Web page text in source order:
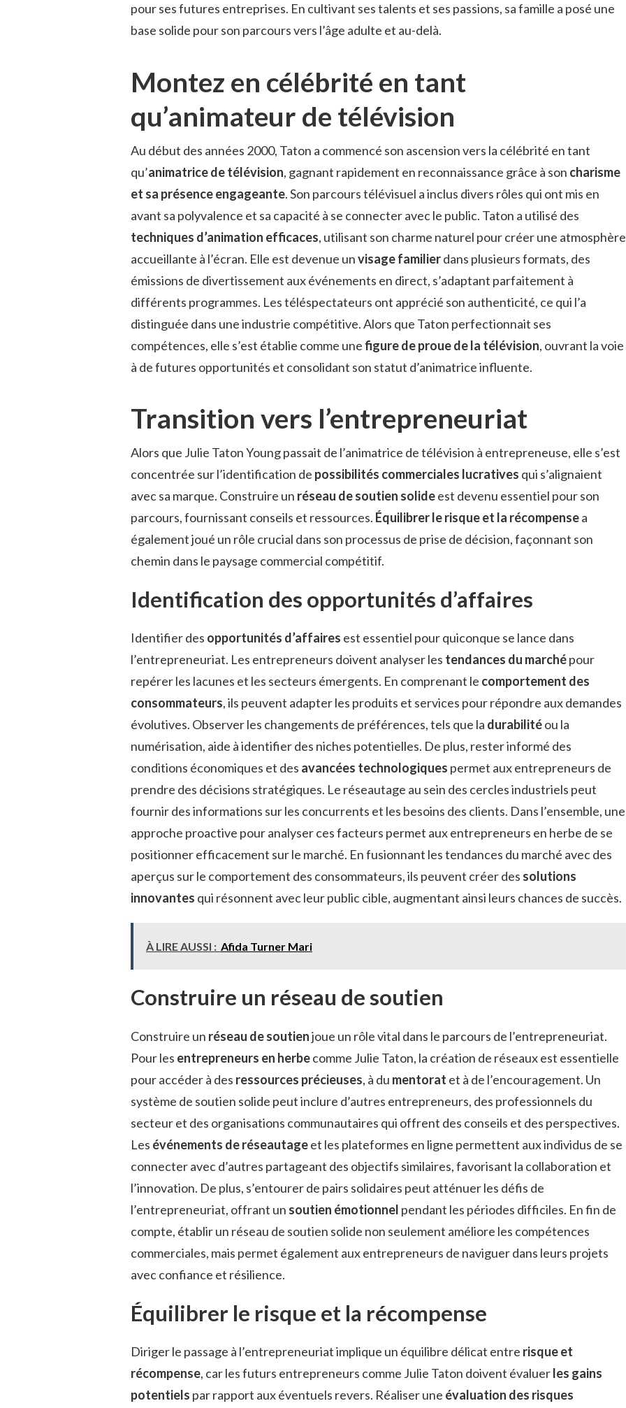
pour ses futures entreprises. En cultivant ses talents et ses passions, sa famille a posé une
base solide pour son parcours vers l’âge adulte et au-delà.
Montez en célébrité en tant
qu’animateur de télévision
Au début des années 2000, Taton a commencé son ascension vers la célébrité en tant
qu’animatrice de télévision, gagnant rapidement en reconnaissance grâce à son charisme
et sa présence engageante. Son parcours télévisuel a inclus divers rôles qui ont mis en
avant sa polyvalence et sa capacité à se connecter avec le public. Taton a utilisé des
techniques d’animation efficaces, utilisant son charme naturel pour créer une atmosphère
accueillante à l’écran. Elle est devenue unvisage familierdans plusieurs formats, des
émissions de divertissement aux événements en direct, s’adaptant parfaitement à
différents programmes. Les téléspectateurs ont apprécié son authenticité, ce qui l’a
distinguée dans une industrie compétitive. Alors que Taton perfectionnait ses
compétences, elle s’est établie comme unefigure de proue de la télévision, ouvrant la voie
à de futures opportunités et consolidant son statut d’animatrice influente.
Transition vers l’entrepreneuriat
Alors que Julie Taton Young passait de l’animatrice de télévision à entrepreneuse, elle s’est
concentrée sur l’identification de possibilités commerciales lucratives qui s’alignaient
avec sa marque. Construire un réseau de soutien solideest devenu essentiel pour son
parcours, fournissant conseils et ressources. Équilibrer le risque et la récompensea
également joué un rôle crucial dans son processus de prise de décision, façonnant son
chemin dans le paysage commercial compétitif.
Identification des opportunités d’affaires
Identifier des opportunités d’affaires est essentiel pour quiconque se lance dans
l’entrepreneuriat. Les entrepreneurs doivent analyser les tendances du marchépour
repérer les lacunes et les secteurs émergents. En comprenant le comportement des
consommateurs, ils peuvent adapter les produits et services pour répondre aux demandes
évolutives. Observer les changements de préférences, tels que la durabilitéou la
numérisation, aide à identifier des niches potentielles. De plus, rester informé des
conditions économiques et des avancées technologiques permet aux entrepreneurs de
prendre des décisions stratégiques. Le réseautage au sein des cercles industriels peut
fournir des informations sur les concurrents et les besoins des clients. Dans l’ensemble, une
approche proactive pour analyser ces facteurs permet aux entrepreneurs en herbe de se
positionner efficacement sur le marché. En fusionnant les tendances du marché avec des
aperçus sur le comportement des consommateurs, ils peuvent créer des solutions
innovantes qui résonnent avec leur public cible, augmentant ainsi leurs chances de succès.
À LIRE AUSSI : Afida Turner Mari
Construire un réseau de soutien
Construire un réseau de soutienjoue un rôle vital dans le parcours de l’entrepreneuriat.
Pour les entrepreneurs en herbecomme Julie Taton, la création de réseaux est essentielle
pour accéder à des ressources précieuses, à du mentorat et à de l’encouragement. Un
système de soutien solide peut inclure d’autres entrepreneurs, des professionnels du
secteur et des organisations communautaires qui offrent des conseils et des perspectives.
Les événements de réseautageet les plateformes en ligne permettent aux individus de se
connecter avec d’autres partageant des objectifs similaires, favorisant la collaboration et
l’innovation. De plus, s’entourer de pairs solidaires peut atténuer les défis de
l’entrepreneuriat, offrant un soutien émotionnel pendant les périodes difficiles. En fin de
compte, établir un réseau de soutien solide non seulement améliore les compétences
commerciales, mais permet également aux entrepreneurs de naviguer dans leurs projets
avec confiance et résilience.
Équilibrer le risque et la récompense
Diriger le passage à l’entrepreneuriat implique un équilibre délicat entre risque et
récompense, car les futurs entrepreneurs comme Julie Taton doivent évaluerles gains
potentiels par rapport aux éventuels revers. Réaliser une évaluation des risques